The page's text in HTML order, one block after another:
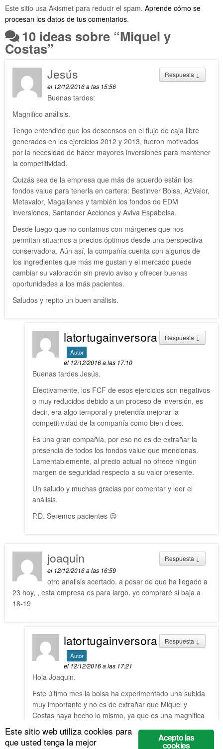
Este sitio usa Akismet para reducir el spam. Aprende cómo se
procesan los datos de tus comentarios.
10 ideas sobre “Miquel y
Costas”
Respuesta ↓
Jesús
el 12/12/2016 a las 15:56
Buenas tardes:
Magnifico análisis.
Tengo entendido que los descensos en el flujo de caja libre
generados en los ejercicios 2012 y 2013, fueron motivados
por la necesidad de hacer mayores inversiones para mantener
la competitividad.
Quizás sea de la empresa que más de acuerdo están los
fondos value para tenerla en cartera: Bestinver Bolsa, AzValor,
Metavalor, Magallanes y también los fondos de EDM
inversiones, Santander Acciones y Aviva Espabolsa.
Desde luego que no contamos con márgenes que nos
permitan situarnos a precios óptimos desde una perspectiva
conservadora. Aún así, la compañía cuenta con algunos de
los ingredientes que más me gustan y el mercado puede
cambiar su valoración sin previo aviso y ofrecer buenas
oportunidades a los más pacientes.
Saludos y repito un buen análisis.
Respuesta ↓
latortugainversora
Autor
el 12/12/2016 a las 17:10
Buenas tardes Jesús.
Efectivamente, los FCF de esos ejercicios son negativos
o muy reducidos debido a un proceso de inversión, es
decir, era algo temporal y pretendía mejorar la
competitividad de la compañía como bien dices.
Es una gran compañía, por eso no es de extrañar la
presencia de todos los fondos value que mencionas.
Lamentablemente, al precio actual no ofrece ningún
margen de seguridad respecto a su valor presente.
Un saludo y muchas gracias por comentar y leer el
análisis.
P.D. Seremos pacientes 😉
Respuesta ↓
joaquin
el 12/12/2016 a las 16:59
otro analisis acertado. a pesar de que ha llegado a
23 hoy, , esta empresa es para largo. yo compraré si baja a
18-19
Respuesta ↓
latortugainversora
Autor
el 12/12/2016 a las 17:21
Hola Joaquin.
Este último mes la bolsa ha experimentado una subida
muy importante y no es de extrañar que Miquel y
Costas haya hecho lo mismo, ya que es una magnifica
empresa. Es una empresa, que como bien dices, debe
ser para invertir a largo plazo.
Acepto las
cookies
Este sitio web utiliza cookies para
que usted tenga la mejor